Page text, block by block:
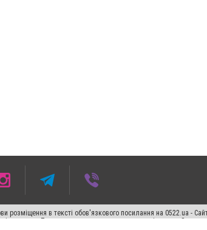
розміщення в тексті обов'язкового посилання на 0522.ua -
джерела. Порушення виняткових прав переслідується